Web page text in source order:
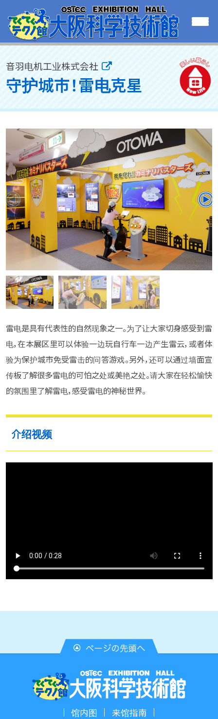
音羽电机工业株式会社
守护城市！雷电克星
雷电是具有代表性的自然现象之一。为了让大家切身感受到雷
电，在本展区里可以体验一边玩自行车一边产生雷云，或者体
验为保护城市免受雷击的问答游戏。另外，还可以通过墙面宣
传板了解很多雷电的可怕之处或美艳之处。请大家在轻松愉快
的氛围里了解雷电，感受雷电的神秘世界。
介绍视频
馆内图 来馆指南